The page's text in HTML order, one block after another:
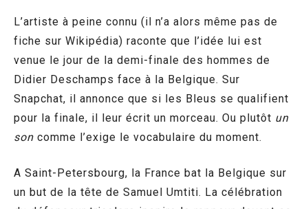
L’artiste à peine connu (il n’a alors même pas de
fiche sur Wikipédia) raconte que l’idée lui est
venue le jour de la demi-finale des hommes de
Didier Deschamps face à la Belgique. Sur
Snapchat, il annonce que si les Bleus se qualifient
pour la finale, il leur écrit un morceau. Ou plutôt un
son comme l’exige le vocabulaire du moment.
A Saint-Petersbourg, la France bat la Belgique sur
un but de la tête de Samuel Umtiti. La célébration